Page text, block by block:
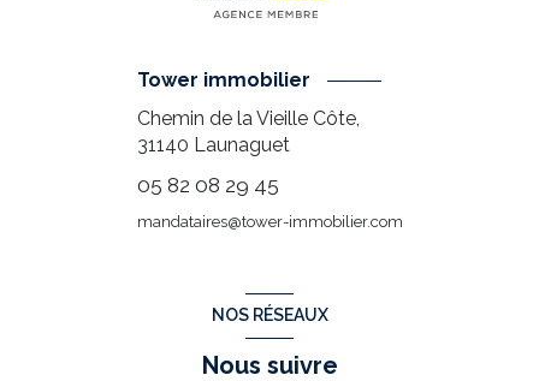
Tower immobilier
Chemin de la Vieille Côte,
31140 Launaguet
05 82 08 29 45
mandataires@tower-immobilier.com
NOS RÉSEAUX
Nous suivre